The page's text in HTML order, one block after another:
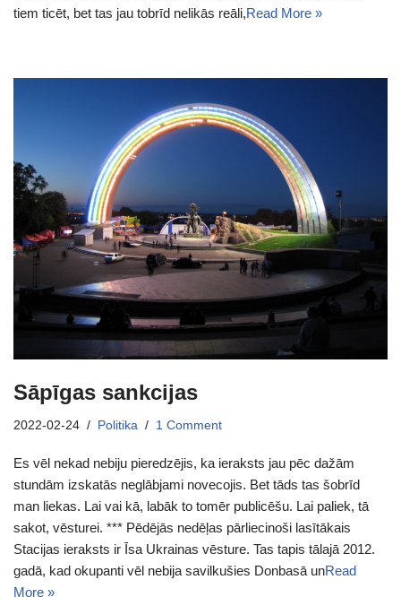
tiem ticēt, bet tas jau tobrīd nelikās reāli,Read More »
Sāpīgas sankcijas
2022-02-24 Politika 1 Comment
Es vēl nekad nebiju pieredzējis, ka ieraksts jau pēc dažām
stundām izskatās neglābjami novecojis. Bet tāds tas šobrīd
man liekas. Lai vai kā, labāk to tomēr publicēšu. Lai paliek, tā
sakot, vēsturei. *** Pēdējās nedēļas pārliecinoši lasītākais
Stacijas ieraksts ir Īsa Ukrainas vēsture. Tas tapis tālajā 2012.
gadā, kad okupanti vēl nebija savilkušies Donbasā unRead
More »